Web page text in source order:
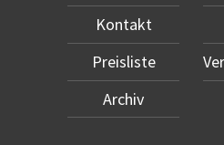
Kontakt
Preisliste
Archiv